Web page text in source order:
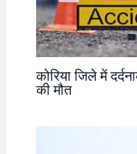
कोरिया जिले में
की मौत